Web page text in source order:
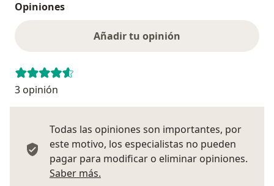
Opiniones
Añadir tu opinión
3 opinión
Todas las opiniones son importantes, por
este motivo, los especialistas no pueden
pagar para modificar o eliminar opiniones.
Saber más.